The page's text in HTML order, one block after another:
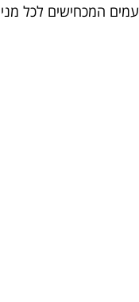
המכחישים לכל